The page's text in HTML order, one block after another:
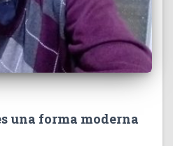
una forma moderna